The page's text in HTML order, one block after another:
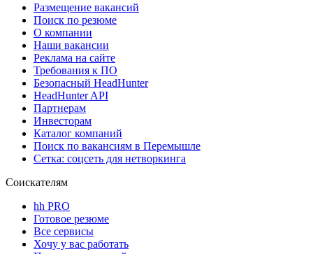
Размещение вакансий
Поиск по резюме
О компании
Наши вакансии
Реклама на сайте
Требования к ПО
Безопасный HeadHunter
HeadHunter API
Партнерам
Инвесторам
Каталог компаний
Поиск по вакансиям в Перемышле
Сетка: соцсеть для нетворкинга
Соискателям
hh PRO
Готовое резюме
Все сервисы
Хочу у вас работать